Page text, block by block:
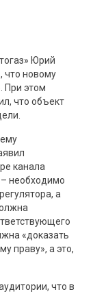
Юрий
что новому
При этом
что объект
канала
необходимо
а
«доказать
праву», а это,
что в